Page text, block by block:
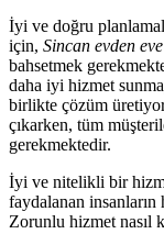
İyi ve doğru
için, Sincan evden
bahsetmek
daha iyi hizmet
birlikte çözüm
çıkarken, tüm
gerekmektedir.
İyi ve nitelikli bir
faydalanan
Zorunlu hizmet nasıl